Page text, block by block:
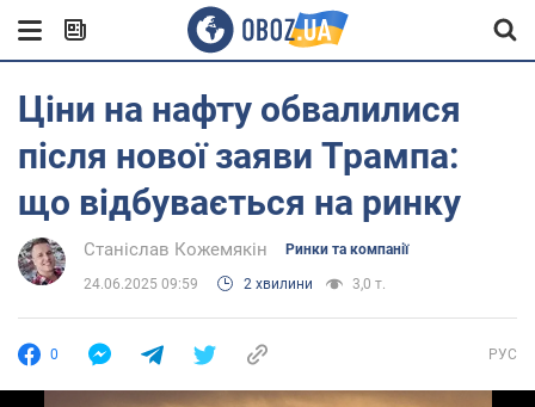
Ціни на нафту обвалилися
після нової заяви Трампа:
що відбувається на ринку
Станіслав Кожемякін Ринки та компанії
24.06.2025 09:59 2 хвилини 3,0 т.
0 РУС